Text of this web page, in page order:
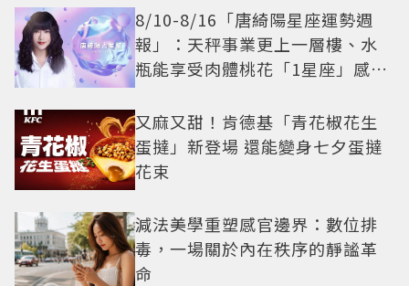
8/10-8/16「唐綺陽星座運勢週
報」：天秤事業更上一層樓、水
瓶能享受肉體桃花「1星座」感情
又麻又甜！肯德基「青花椒花生
蛋撻」新登場 還能變身七夕蛋撻
花束
減法美學重塑感官邊界：數位排
毒，一場關於內在秩序的靜謐革
命